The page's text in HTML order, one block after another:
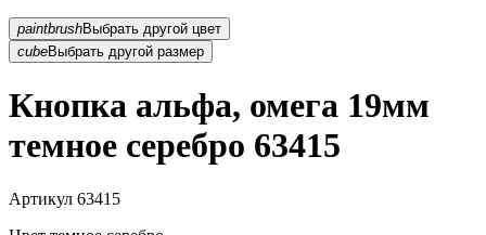
paintbrush
Выбрать другой цвет
cubeВыбрать другой размер
Кнопка альфа, омега 19мм
темное серебро 63415
Артикул 63415